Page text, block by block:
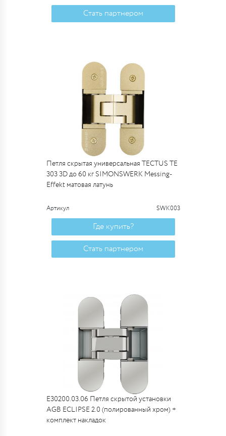
Стать партнером
Петля скрытая универсальная TECTUS TE
303 3D до 60 кг SIMONSWERK Messing-
Effekt матовая латунь
Артикул SWK003
Где купить?
Стать партнером
E30200.03.06 Петля скрытой установки
AGB ECLIPSE 2.0 (полированный хром) +
комплект накладок